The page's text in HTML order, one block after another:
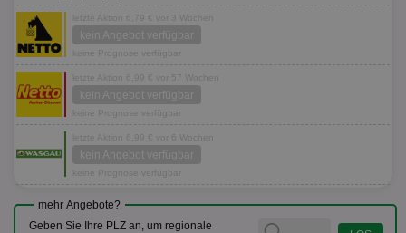
letzte Aktion 6,79 € vor 3 Wochen
kein Angebot verfügbar
keine Prognose verfügbar
letzte Aktion 6,99 € vor 57 Wochen
kein Angebot verfügbar
keine Prognose verfügbar
letzte Aktion 6,99 € vor 6 Wochen
kein Angebot verfügbar
keine Prognose verfügbar
mehr Angebote?
Geben Sie Ihre PLZ an, um regionale